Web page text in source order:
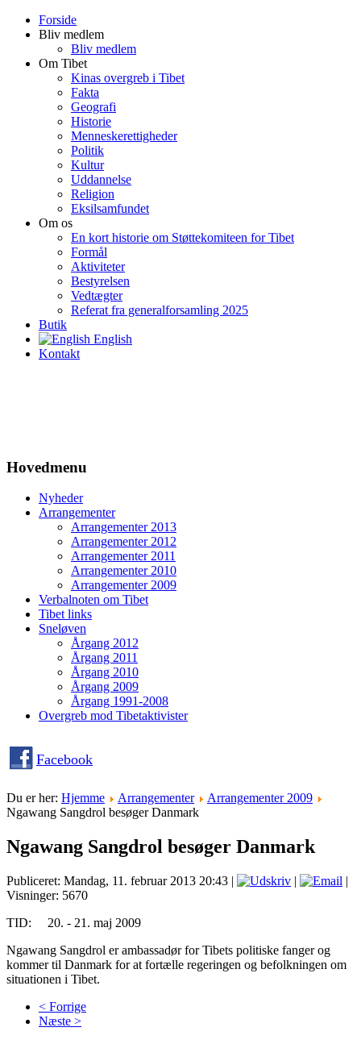
Forside
Bliv medlem
Bliv medlem
Om Tibet
Kinas overgreb i Tibet
Fakta
Geografi
Historie
Menneskerettigheder
Politik
Kultur
Uddannelse
Religion
Eksilsamfundet
Om os
En kort historie om Støttekomiteen for Tibet
Formål
Aktiviteter
Bestyrelsen
Vedtægter
Referat fra generalforsamling 2025
Butik
English
Kontakt
Hovedmenu
Nyheder
Arrangementer
Arrangementer 2013
Arrangementer 2012
Arrangementer 2011
Arrangementer 2010
Arrangementer 2009
Verbalnoten om Tibet
Tibet links
Sneløven
Årgang 2012
Årgang 2011
Årgang 2010
Årgang 2009
Årgang 1991-2008
Overgreb mod Tibetaktivister
Facebook
Du er her: Hjemme Arrangementer
Arrangementer 2009
Ngawang Sangdrol besøger Danmark
Ngawang Sangdrol besøger Danmark
Publiceret: Mandag, 11. februar 2013 20:43 | |
|
Visninger: 5670
TID: 20. - 21. maj 2009
Ngawang Sangdrol er ambassadør for Tibets politiske fanger og
kommer til Danmark for at fortælle regeringen og befolkningen om
situationen i Tibet.
< Forrige
Næste >